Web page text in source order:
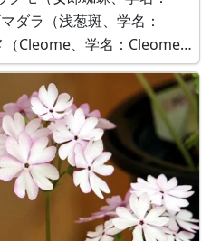
ダラ（浅葱斑、学名：
Cleome、学名：Cleome